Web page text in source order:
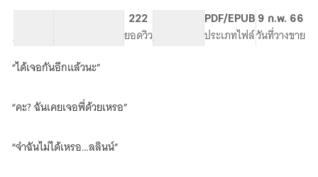
จำนวนคำ จำนวนหน้า (A5)
222
ยอดวิวระดับเนื้อหา
PDF/EPUB
ประเภทไฟล์
9 ก.พ. 66
วันที่วางขาย
“ได้เจอกันอีกแล้วนะ”
“คะ? ฉันเคยเจอพี่ด้วยเหรอ”
“จำฉันไม่ได้เหรอ…ลลินน์”